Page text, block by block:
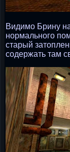
Видимо Брину
нормального
старый
содержать там